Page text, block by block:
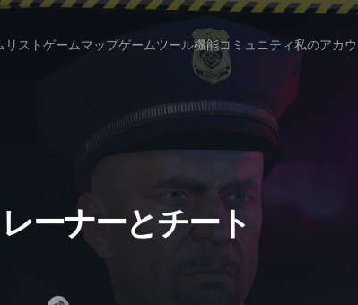
リストゲームマップゲームツール機能コミュニティ私のアカ
ーナーとチート